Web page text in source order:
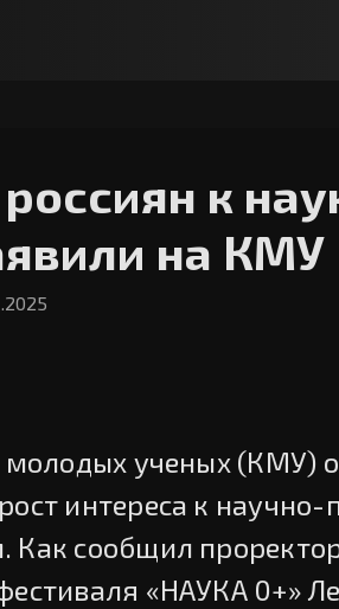
к
на КМУ
молодых ученых (КМУ)
интереса к
Как сообщил
«НАУКА 0+»